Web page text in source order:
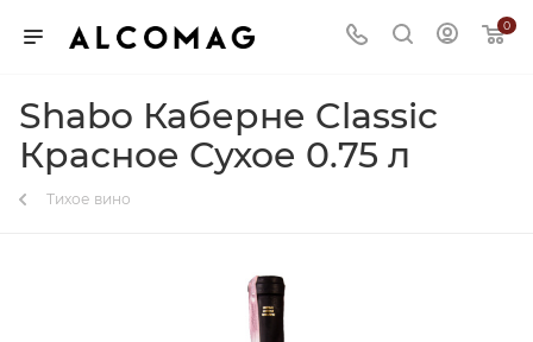
0
Shabo Каберне Classic
Красное Сухое 0.75 л
Тихое вино